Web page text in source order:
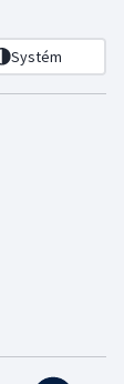
Systém